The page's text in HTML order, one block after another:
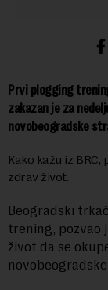
Prvi plogging
zakazan je za
novobeogradske
Kako kažu iz
zdrav život.
Beogradski
trening, pozvao
život da se